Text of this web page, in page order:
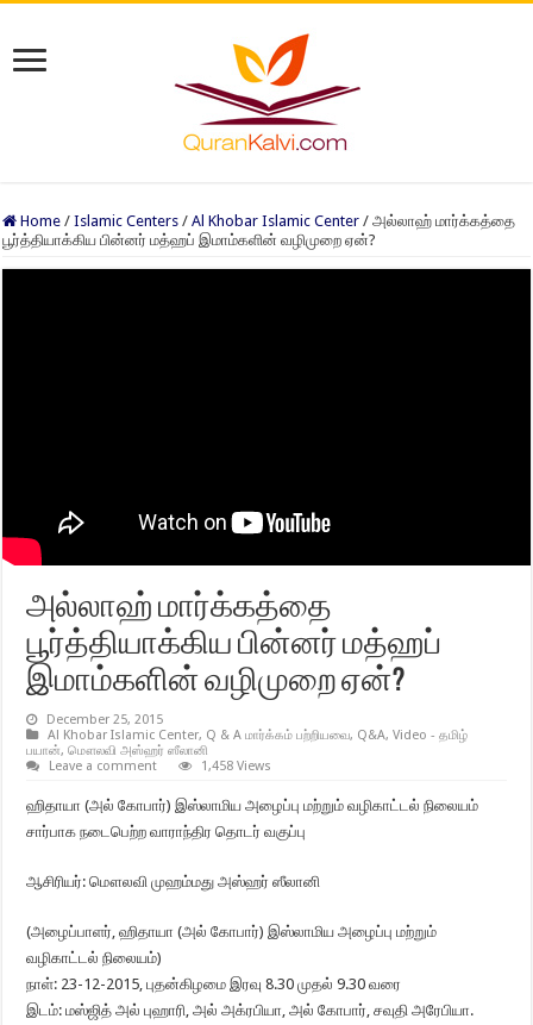
Home / Islamic Centers / Al Khobar Islamic Center / அல்லாஹ் மார்க்கத்தை
பூர்த்தியாக்கிய பின்னர் மத்ஹப் இமாம்களின் வழிமுறை ஏன்?
அல்லாஹ் மார்க்கத்தை
பூர்த்தியாக்கிய பின்னர் மத்ஹப்
இமாம்களின் வழிமுறை ஏன்?
December 25, 2015
Al Khobar Islamic Center, Q & A மார்க்கம் பற்றியவை, Q&A,Video - தமிழ்
பயான்,மௌலவி அஸ்ஹர் ஸீலானி
Leave a comment
1,458 Views
ஹிதாயா (அல் கோபார்) இஸ்லாமிய அழைப்பு மற்றும் வழிகாட்டல் நிலையம்
சார்பாக நடைபெற்ற வாராந்திர தொடர் வகுப்பு
ஆசிரியர்: மௌலவி முஹம்மது அஸ்ஹர் ஸீலானி
(அழைப்பாளர், ஹிதாயா (அல் கோபார்) இஸ்லாமிய அழைப்பு மற்றும்
வழிகாட்டல் நிலையம்)
நாள்: 23-12-2015, புதன்கிழமை இரவு 8.30 முதல் 9.30 வரை
இடம்: மஸ்ஜித் அல் புஹாரி, அல் அக்ரபியா, அல் கோபார், சவுதி அரேபியா.